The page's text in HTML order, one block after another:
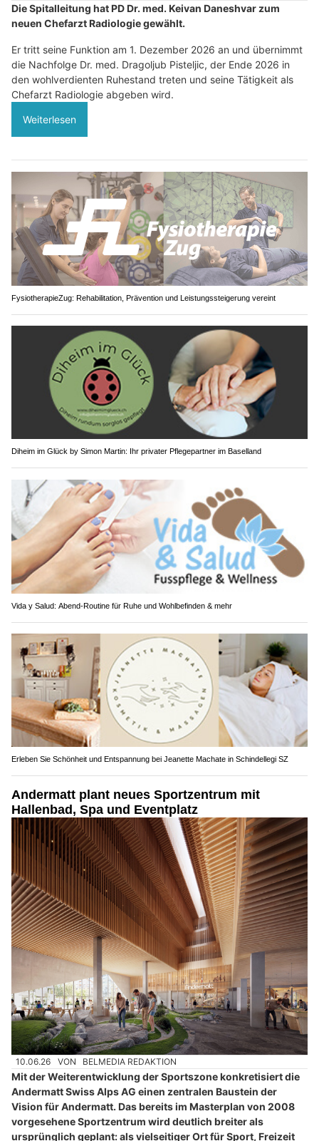
Die Spitalleitung hat PD Dr. med. Keivan Daneshvar zum
neuen Chefarzt Radiologie gewählt.
Er tritt seine Funktion am 1. Dezember 2026 an und übernimmt
die Nachfolge Dr. med. Dragoljub Pisteljic, der Ende 2026 in
den wohlverdienten Ruhestand treten und seine Tätigkeit als
Chefarzt Radiologie abgeben wird.
Weiterlesen
FysiotherapieZug: Rehabilitation, Prävention und Leistungssteigerung vereint
Diheim im Glück by Simon Martin: Ihr privater Pflegepartner im Baselland
Vida y Salud: Abend-Routine für Ruhe und Wohlbefinden & mehr
Erleben Sie Schönheit und Entspannung bei Jeanette Machate in Schindellegi SZ
Andermatt plant neues Sportzentrum mit
Hallenbad, Spa und Eventplatz
10.06.26 VON BELMEDIA REDAKTION
Mit der Weiterentwicklung der Sportszone konkretisiert die
Andermatt Swiss Alps AG einen zentralen Baustein der
Vision für Andermatt. Das bereits im Masterplan von 2008
vorgesehene Sportzentrum wird deutlich breiter als
ursprünglich geplant: als vielseitiger Ort für Sport, Freizeit